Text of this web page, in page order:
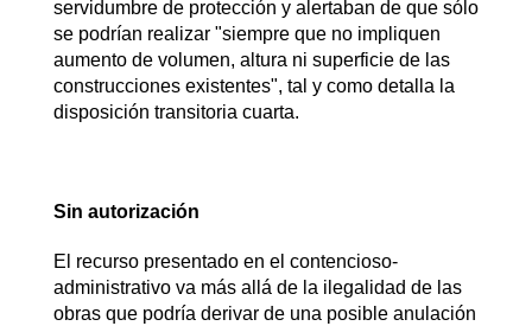
servidumbre de protección y alertaban de que sólo
se podrían realizar "siempre que no impliquen
aumento de volumen, altura ni superficie de las
construcciones existentes", tal y como detalla la
disposición transitoria cuarta.
Sin autorización
El recurso presentado en el contencioso-
administrativo va más allá de la ilegalidad de las
obras que podría derivar de una posible anulación